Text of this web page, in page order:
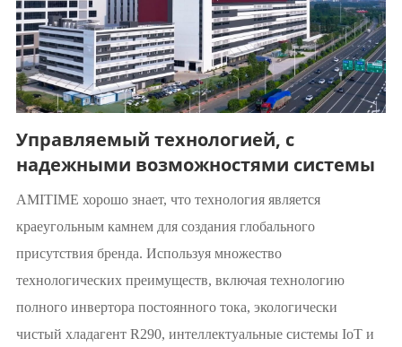
Управляемый технологией, с
надежными возможностями системы
AMITIME хорошо знает, что технология является
краеугольным камнем для создания глобального
присутствия бренда. Используя множество
технологических преимуществ, включая технологию
полного инвертора постоянного тока, экологически
чистый хладагент R290, интеллектуальные системы IoT и